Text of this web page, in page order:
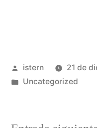
Publicado
por
istern
21 de
Publicado
Uncategorized